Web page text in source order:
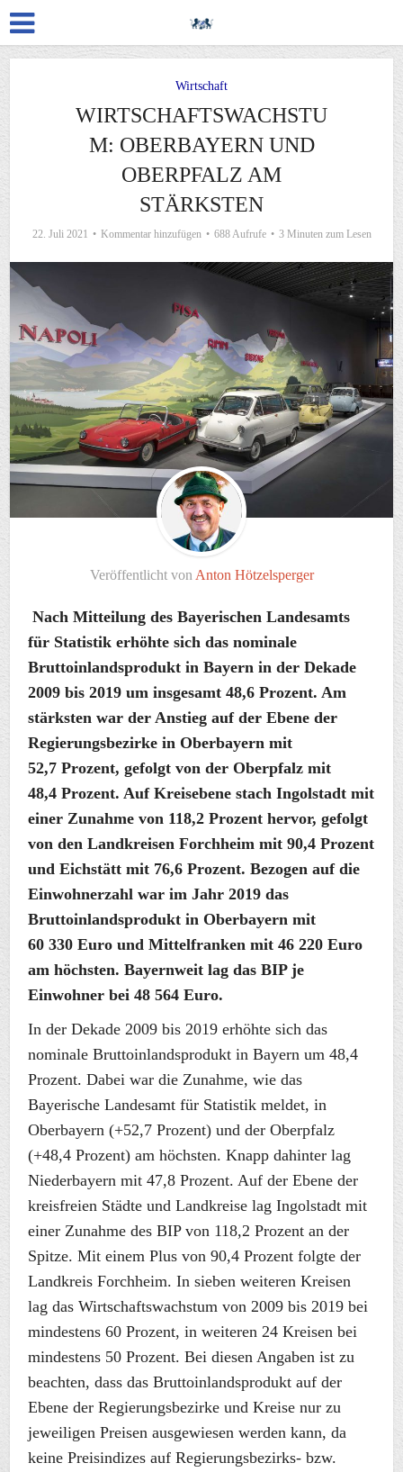
Wirtschaft
WIRTSCHAFTSWACHSTU
M: OBERBAYERN UND
OBERPFALZ AM
STÄRKSTEN
22. Juli 2021 Kommentar hinzufügen 688 Aufrufe 3 Minuten zum Lesen
Veröffentlicht von Anton Hötzelsperger
Nach Mitteilung des Bayerischen Landesamts
für Statistik erhöhte sich das nominale
Bruttoinlandsprodukt in Bayern in der Dekade
2009 bis 2019 um insgesamt 48,6 Prozent. Am
stärksten war der Anstieg auf der Ebene der
Regierungsbezirke in Oberbayern mit
52,7 Prozent, gefolgt von der Oberpfalz mit
48,4 Prozent. Auf Kreisebene stach Ingolstadt mit
einer Zunahme von 118,2 Prozent hervor, gefolgt
von den Landkreisen Forchheim mit 90,4 Prozent
und Eichstätt mit 76,6 Prozent. Bezogen auf die
Einwohnerzahl war im Jahr 2019 das
Bruttoinlandsprodukt in Oberbayern mit
60 330 Euro und Mittelfranken mit 46 220 Euro
am höchsten. Bayernweit lag das BIP je
Einwohner bei 48 564 Euro.
In der Dekade 2009 bis 2019 erhöhte sich das
nominale Bruttoinlandsprodukt in Bayern um 48,4
Prozent. Dabei war die Zunahme, wie das
Bayerische Landesamt für Statistik meldet, in
Oberbayern (+52,7 Prozent) und der Oberpfalz
(+48,4 Prozent) am höchsten. Knapp dahinter lag
Niederbayern mit 47,8 Prozent. Auf der Ebene der
kreisfreien Städte und Landkreise lag Ingolstadt mit
einer Zunahme des BIP von 118,2 Prozent an der
Spitze. Mit einem Plus von 90,4 Prozent folgte der
Landkreis Forchheim. In sieben weiteren Kreisen
lag das Wirtschaftswachstum von 2009 bis 2019 bei
mindestens 60 Prozent, in weiteren 24 Kreisen bei
mindestens 50 Prozent. Bei diesen Angaben ist zu
beachten, dass das Bruttoinlandsprodukt auf der
Ebene der Regierungsbezirke und Kreise nur zu
jeweiligen Preisen ausgewiesen werden kann, da
keine Preisindizes auf Regierungsbezirks- bzw.